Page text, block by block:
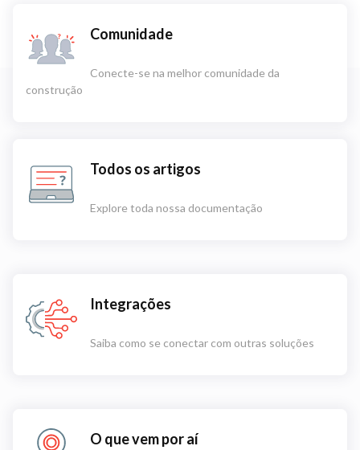
Comunidade
Conecte-se na melhor comunidade da
construção
Todos os artigos
Explore toda nossa documentação
Integrações
Saiba como se conectar com outras soluções
O que vem por aí